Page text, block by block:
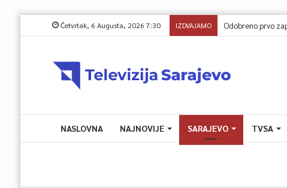
Četvrtak, 6 Augusta, 2026 7:30 IZDVAJAMO Odobreno prvo
NASLOVNA NAJNOVIJE SARAJEVO TVSA